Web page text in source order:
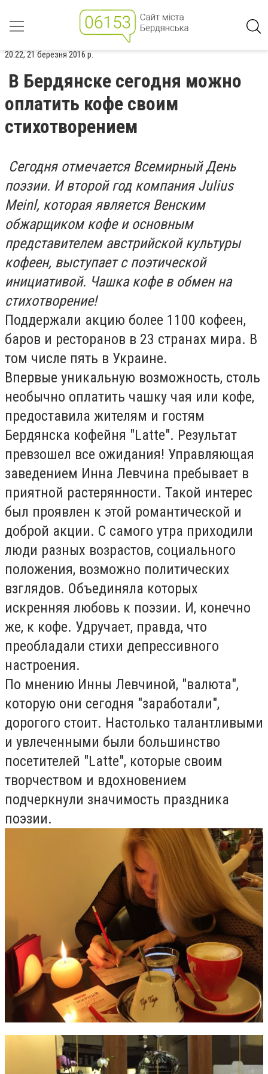
20:22, 21 березня 2016 р.
В Бердянске сегодня можно
оплатить кофе своим
стихотворением
Сегодня отмечается Всемирный День
поэзии. И второй год компания Julius
Meinl, которая является Венским
обжарщиком кофе и основным
представителем австрийской культуры
кофеен, выступает с поэтической
инициативой. Чашка кофе в обмен на
стихотворение!
Поддержали акцию более 1100 кофеен,
баров и ресторанов в 23 странах мира. В
том числе пять в Украине.
Впервые уникальную возможность, столь
необычно оплатить чашку чая или кофе,
предоставила жителям и гостям
Бердянска кофейня "Latte". Результат
превзошел все ожидания! Управляющая
заведением Инна Левчина пребывает в
приятной растерянности. Такой интерес
был проявлен к этой романтической и
доброй акции. С самого утра приходили
люди разных возрастов, социального
положения, возможно политических
взглядов. Объединяла которых
искренняя любовь к поэзии. И, конечно
же, к кофе. Удручает, правда, что
преобладали стихи депрессивного
настроения.
По мнению Инны Левчиной, "валюта",
которую они сегодня "заработали",
дорогого стоит. Настолько талантливыми
и увлеченными были большинство
посетителей "Latte", которые своим
творчеством и вдохновением
подчеркнули значимость праздника
поэзии.